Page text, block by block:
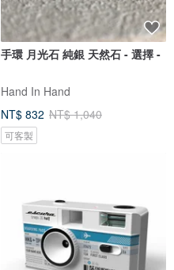
手環 月光石 純銀 天然石 - 選擇 -
Hand In Hand
NT$ 832 NT$ 1,040
可客製